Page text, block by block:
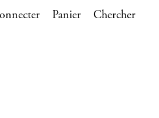
Panier Chercher